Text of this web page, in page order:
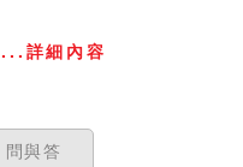
...詳細內容
問與答